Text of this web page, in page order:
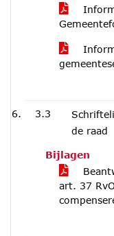
3.3
de raad
Bijlagen
art. 37